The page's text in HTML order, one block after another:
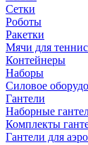
Сетки
Роботы
Ракетки
Мячи для
Контейнеры
Наборы
Силовое
Гантели
Наборные
Комплекты
Гантели для